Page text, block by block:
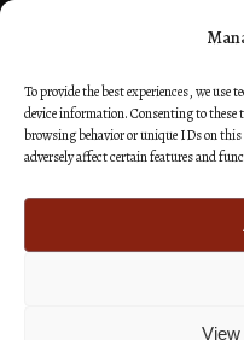
To provide the best experiences, we use
device information. Consenting to these
browsing behavior or unique IDs on
adversely affect certain features and
View
Κατασκευή
Hellenic Technologies